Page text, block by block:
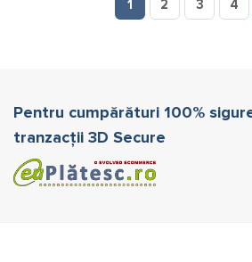
1 2 3 4
Pentru cumpărături 100%
tranzacții 3D Secure